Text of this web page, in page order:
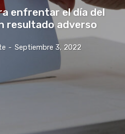
enfrentar el día del
resultado adverso
- Septiembre 3, 2022